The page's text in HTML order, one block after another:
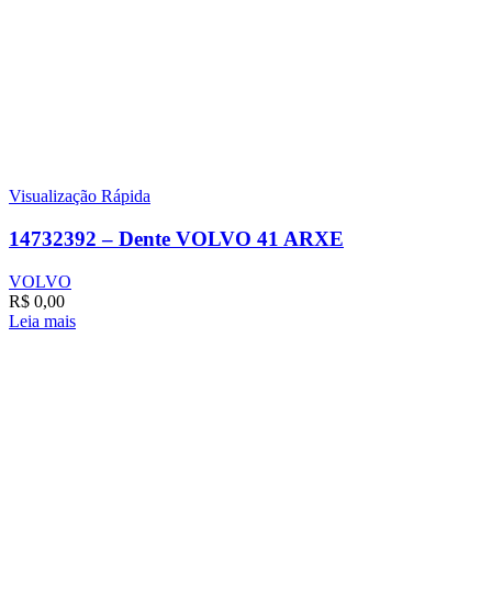
Visualização Rápida
14732392 – Dente VOLVO 41 ARXE
VOLVO
R$ 0,00
Leia mais